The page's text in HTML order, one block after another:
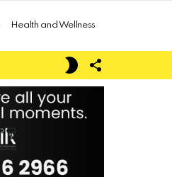
Health and Wellness
SWITCH
SKIN